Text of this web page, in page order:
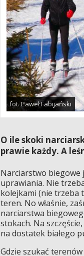
fot. Paweł Fabijański
O ile skoki
prawie każdy. A
Narciarstwo biegowe
uprawiania. Nie
kolejkami (nie trzeba
teren. No właśnie,
narciarstwa
stokach. Na
na dostatek białego
Gdzie szukać